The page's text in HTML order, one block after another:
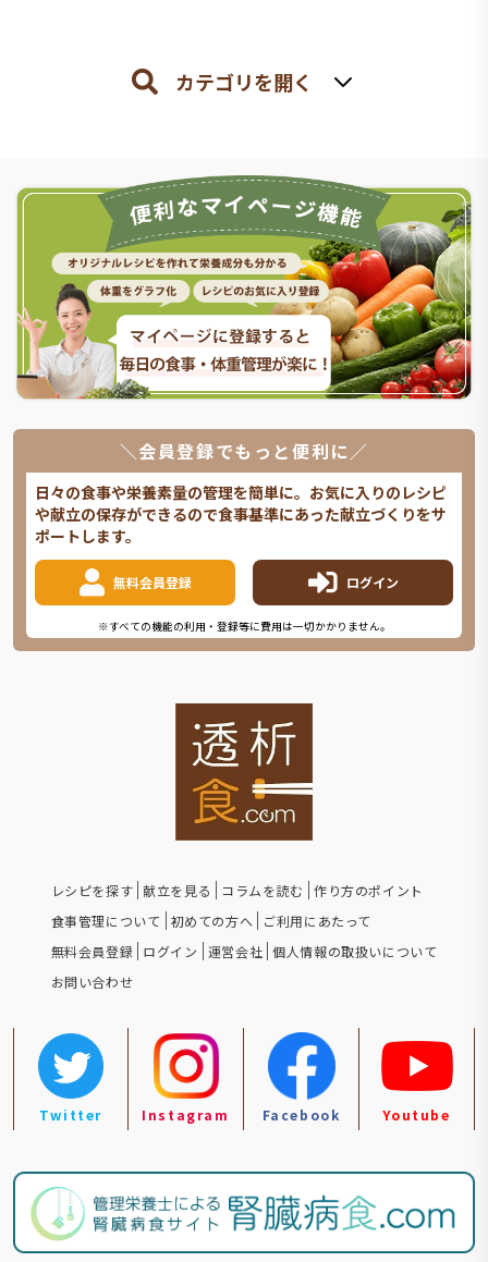
カテゴリを開く
＼会員登録でもっと便利に／
日々の食事や栄養素量の管理を簡単に。お気に入りのレシピ
や献立の保存ができるので食事基準にあった献立づくりをサ
ポートします。
無料会員登録 ログイン
※すべての機能の利用・登録等に費用は一切かかりません。
レシピを探す 献立を見る コラムを読む
作り方のポイント
食事管理について
初めての方へ
ご利用にあたって
無料会員登録 ログイン 運営会社 個人情報の取扱いについて
お問い合わせ
Twitter Instagram Facebook Youtube